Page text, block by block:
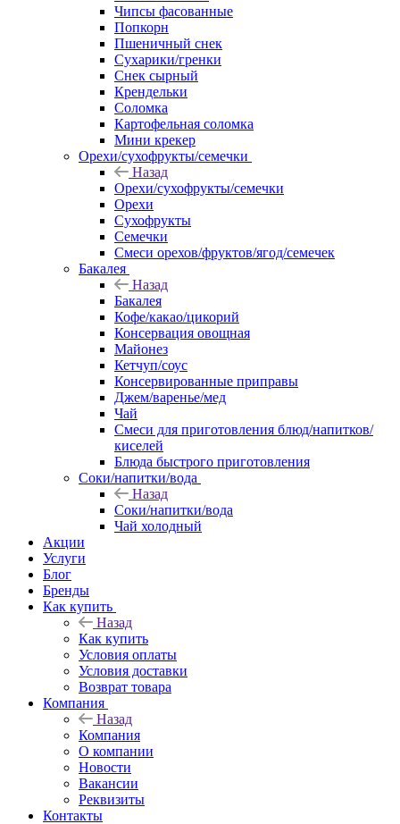
Чипсы фасованные
Попкорн
Пшеничный снек
Сухарики/гренки
Снек сырный
Крендельки
Соломка
Картофельная соломка
Мини крекер
Орехи/сухофрукты/семечки
Назад
Орехи/сухофрукты/семечки
Орехи
Сухофрукты
Семечки
Смеси орехов/фруктов/ягод/семечек
Бакалея
Назад
Бакалея
Кофе/какао/цикорий
Консервация овощная
Майонез
Кетчуп/соус
Консервированные приправы
Джем/варенье/мед
Чай
Смеси для приготовления блюд/напитков/
киселей
Блюда быстрого приготовления
Соки/напитки/вода
Назад
Соки/напитки/вода
Чай холодный
Акции
Услуги
Блог
Бренды
Как купить
Назад
Как купить
Условия оплаты
Условия доставки
Возврат товара
Компания
Назад
Компания
О компании
Новости
Вакансии
Реквизиты
Контакты